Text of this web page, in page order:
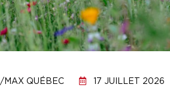
MAX QUÉBEC 17 JUILLET 2026